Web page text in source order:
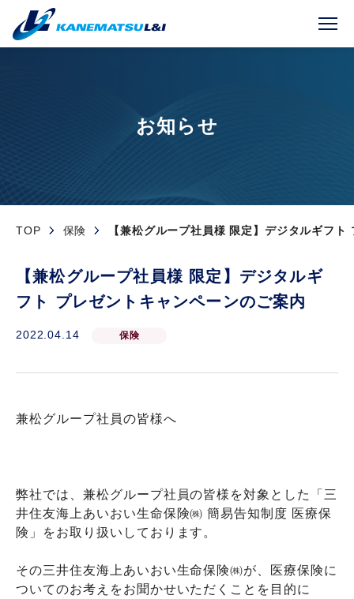
お知らせ
TOP 保険 【兼松グループ社員様 限定】デジタルギフ
【兼松グループ社員様 限定】デジタルギ
フト プレゼントキャンペーンのご案内
2022.04.14 保険
兼松グループ社員の皆様へ
弊社では、兼松グループ社員の皆様を対象とした「三
井住友海上あいおい生命保険㈱ 簡易告知制度 医療保
険」をお取り扱いしております。
その三井住友海上あいおい生命保険㈱が、医療保険に
ついてのお考えをお聞かせいただくことを目的に